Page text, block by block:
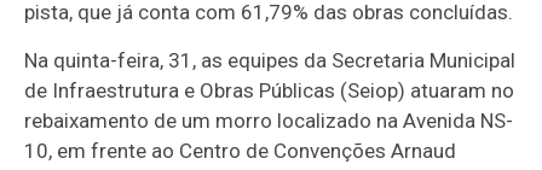
pista, que já conta com 61,79% das obras concluídas.
Na quinta-feira, 31, as equipes da Secretaria Municipal
de Infraestrutura e Obras Públicas (Seiop) atuaram no
rebaixamento de um morro localizado na Avenida NS-
10, em frente ao Centro de Convenções Arnaud